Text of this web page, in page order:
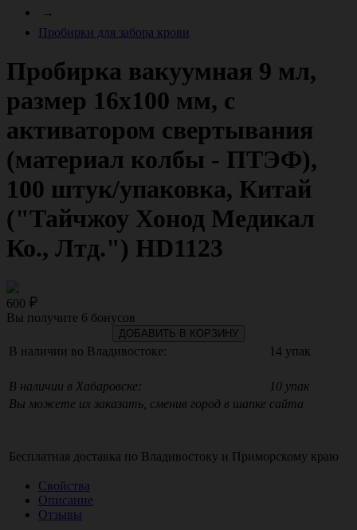
→
Пробирки для забора крови
Пробирка вакуумная 9 мл,
размер 16х100 мм, с
активатором свертывания
(материал колбы - ПТЭФ),
100 штук/упаковка, Китай
("Тайчжоу Хонод Медикал
Ко., Лтд.") HD1123
600
Вы получите 6 бонусов
ДОБАВИТЬ В КОРЗИНУ
В наличии во Владивостоке: 14 упак
В наличии в Хабаровске:
10 упак
Вы можете их заказать, сменив город в шапке сайта
Бесплатная доставка по Владивостоку и Приморскому краю
Свойства
Описание
Отзывы